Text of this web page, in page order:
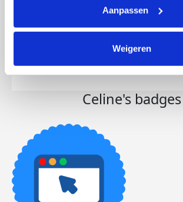
Aanpassen
Weigeren
€771
Celine's badges